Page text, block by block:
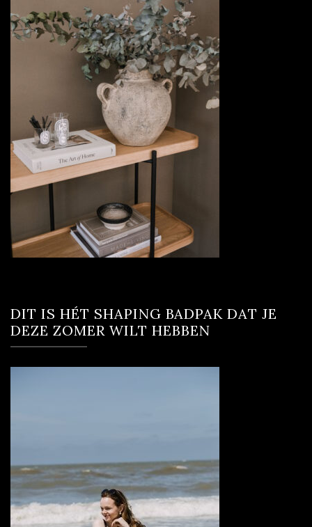
DIT IS HÉT SHAPING BADPAK DAT JE
DEZE ZOMER WILT HEBBEN